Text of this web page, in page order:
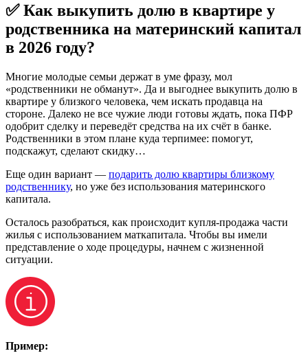
✅ Как выкупить долю в квартире у
родственника на материнский капитал
в 2026 году?
Многие молодые семьи держат в уме фразу, мол
«родственники не обманут». Да и выгоднее выкупить долю в
квартире у близкого человека, чем искать продавца на
стороне. Далеко не все чужие люди готовы ждать, пока ПФР
одобрит сделку и переведёт средства на их счёт в банке.
Родственники в этом плане куда терпимее: помогут,
подскажут, сделают скидку…
Еще один вариант — подарить долю квартиры близкому
родственнику, но уже без использования материнского
капитала.
Осталось разобраться, как происходит купля-продажа части
жилья с использованием маткапитала. Чтобы вы имели
представление о ходе процедуры, начнем с жизненной
ситуации.
Пример: